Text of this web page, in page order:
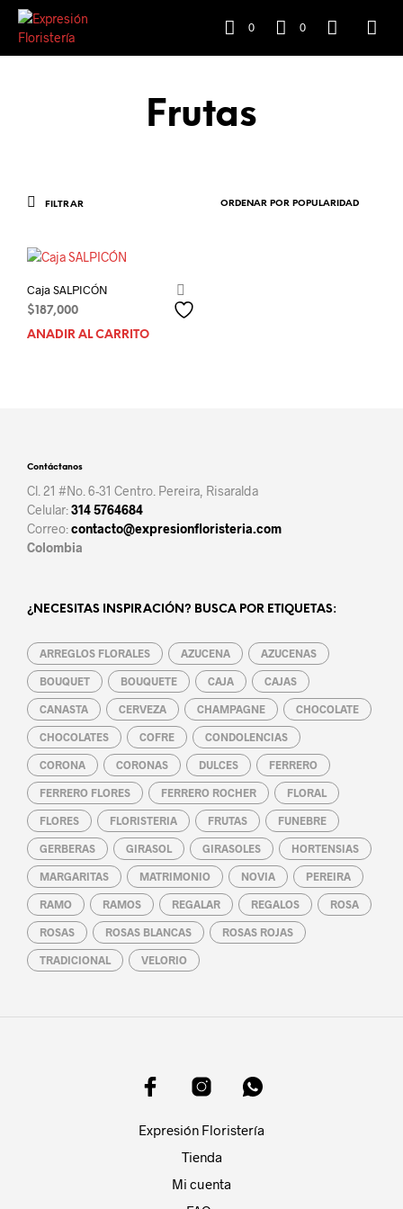
0 0
Frutas
FILTRAR
Caja SALPICÓN
$187,000
AÑADIR AL CARRITO
Contáctanos
Cl. 21 #No. 6-31 Centro. Pereira, Risaralda
Celular:314 5764684
Correo:contacto@expresionfloristeria.com
Colombia
¿NECESITAS INSPIRACIÓN? BUSCA POR ETIQUETAS:
ARREGLOS FLORALES AZUCENA AZUCENAS
BOUQUET BOUQUETE CAJA CAJAS
CANASTA CERVEZA CHAMPAGNE CHOCOLATE
CHOCOLATES COFRE CONDOLENCIAS
CORONA CORONAS DULCES FERRERO
FERRERO FLORES FERRERO ROCHER FLORAL
FLORES FLORISTERIA FRUTAS FUNEBRE
GERBERAS GIRASOL GIRASOLES HORTENSIAS
MARGARITAS MATRIMONIO NOVIA PEREIRA
RAMO RAMOS REGALAR REGALOS ROSA
ROSAS ROSAS BLANCAS ROSAS ROJAS
TRADICIONAL VELORIO
Expresión Floristería
Tienda
Mi cuenta